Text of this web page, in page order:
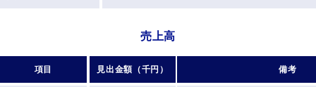
売上高
項目 見出金額（千円） 備考